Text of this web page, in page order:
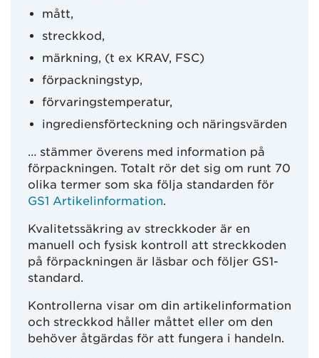
mått,
streckkod,
märkning, (t ex KRAV, FSC)
förpackningstyp,
förvaringstemperatur,
ingrediensförteckning och näringsvärden
… stämmer överens med information på
förpackningen. Totalt rör det sig om runt 70
olika termer som ska följa standarden för
GS1 Artikelinformation.
Kvalitetssäkring av streckkoder är en
manuell och fysisk kontroll att streckkoden
på förpackningen är läsbar och följer GS1-
standard.
Kontrollerna visar om din artikelinformation
och streckkod håller måttet eller om den
behöver åtgärdas för att fungera i handeln.